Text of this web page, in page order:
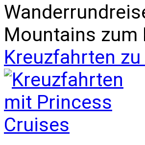
Mountains
Kreuzfahrten